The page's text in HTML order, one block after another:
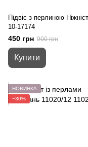
Підвіс з перлиною
10-17174
450 грн 900 грн
Купити
НОВИНКА
−30%